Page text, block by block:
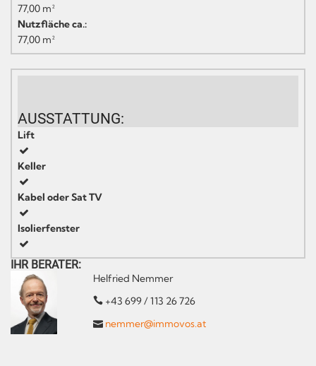
77,00 m²
Nutzfläche ca.:
77,00 m²
AUSSTATTUNG:
Lift
Keller
Kabel oder Sat TV
Isolierfenster
IHR BERATER:
Helfried Nemmer
+43 699 / 113 26 726
nemmer@immovos.at